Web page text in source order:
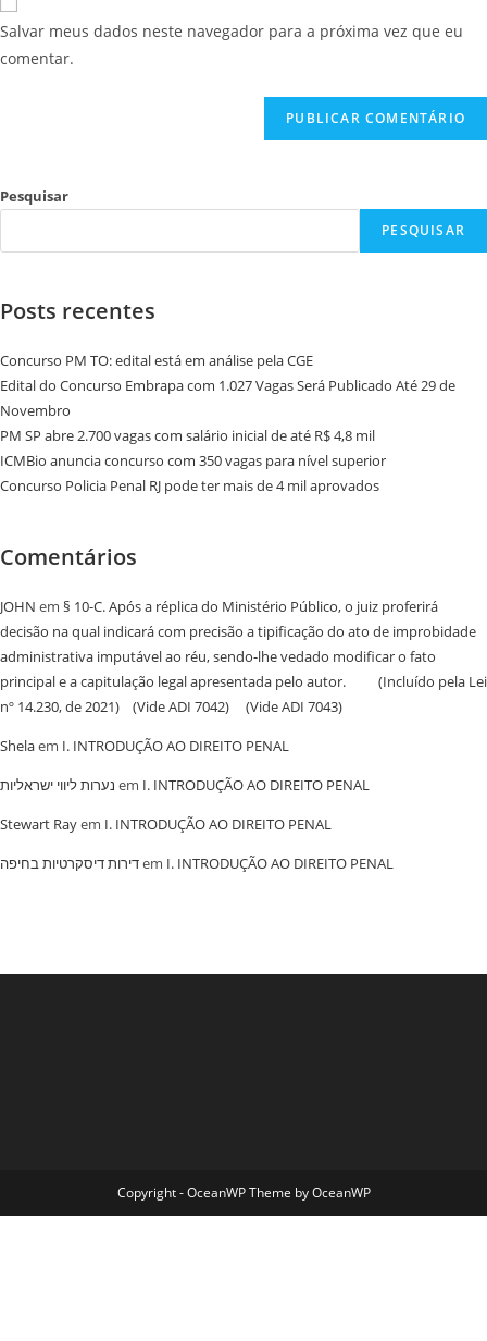
Salvar meus dados neste navegador para a próxima vez que eu
comentar.
Pesquisar
PESQUISAR
Posts recentes
Concurso PM TO: edital está em análise pela CGE
Edital do Concurso Embrapa com 1.027 Vagas Será Publicado Até 29 de
Novembro
PM SP abre 2.700 vagas com salário inicial de até R$ 4,8 mil
ICMBio anuncia concurso com 350 vagas para nível superior
Concurso Policia Penal RJ pode ter mais de 4 mil aprovados
Comentários
JOHN em § 10-C. Após a réplica do Ministério Público, o juiz proferirá
decisão na qual indicará com precisão a tipificação do ato de improbidade
administrativa imputável ao réu, sendo-lhe vedado modificar o fato
principal e a capitulação legal apresentada pelo autor. (Incluído pela Lei
nº 14.230, de 2021) (Vide ADI 7042) (Vide ADI 7043)
Shelaem I. INTRODUÇÃO AO DIREITO PENAL
נערות ליווי ישראליות em I. INTRODUÇÃO AO DIREITO PENAL
Stewart Rayem I. INTRODUÇÃO AO DIREITO PENAL
‏דירות דיסקרטיות בחיפהem I. INTRODUÇÃO AO DIREITO PENAL
Copyright - OceanWP Theme by OceanWP